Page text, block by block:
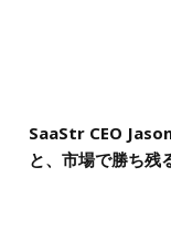
SaaStr CEO
と、市場で勝ち残